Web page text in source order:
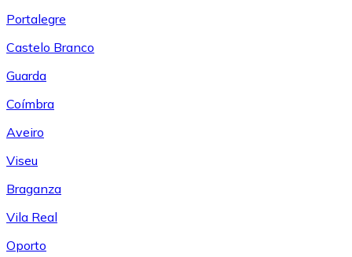
Portalegre
Castelo Branco
Guarda
Coímbra
Aveiro
Viseu
Braganza
Vila Real
Oporto